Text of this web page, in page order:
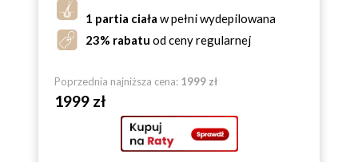
1 partia ciała w pełni wydepilowana
23% rabatu od ceny regularnej
Poprzednia najniższa cena: 1999 zł
1999 zł